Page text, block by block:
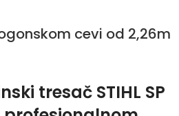
cevi od 2,26m
tresač STIHL SP